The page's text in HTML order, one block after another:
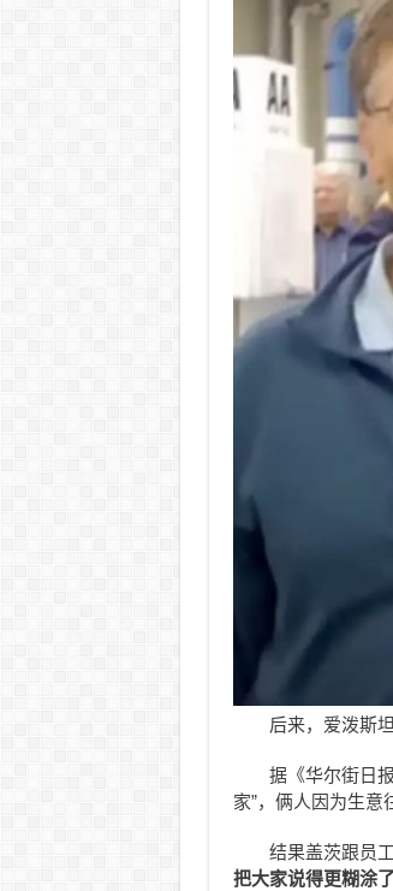
后来，爱泼斯
据《华尔街日
家”，俩人因为生意
结果盖茨跟员
把大家说得更糊涂了